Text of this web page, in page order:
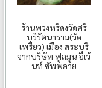
ร้านพวงหรีดงวัดศรี
บุรีรัตนาราม(วัด
เพรียว) เมือง สระบุรี
จากบริษัท ฟูลมูน อีเว้
นท์ ซัพพลาย